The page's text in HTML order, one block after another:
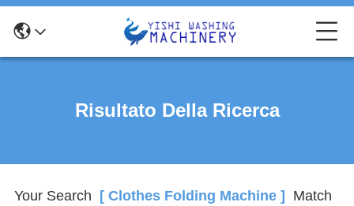
Risultato Della Ricerca
Your Search [ Clothes Folding Machine ]
Match